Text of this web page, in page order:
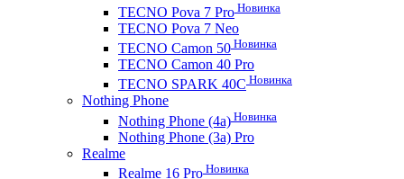
TECNO Pova 7 Pro Новинка
TECNO Pova 7 Neo
TECNO Camon 50 Новинка
TECNO Camon 40 Pro
TECNO SPARK 40C Новинка
Nothing Phone
Nothing Phone (4a) Новинка
Nothing Phone (3a) Pro
Realme
Realme 16 Pro Новинка